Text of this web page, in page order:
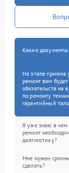
Какие документы
На этапе приема
ремонт вам
обязательств на
по ремонту
гарантийный
Я уже знаю в чем
ремонт
диагностику?
Мне нужен
сделать?